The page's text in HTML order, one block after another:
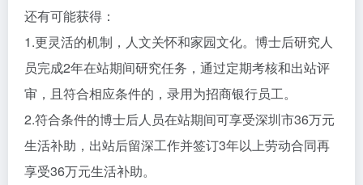
还有可能获得：
1.更灵活的机制，人文关怀和家园文化。博士后研究人
员完成2年在站期间研究任务，通过定期考核和出站评
审，且符合相应条件的，录用为招商银行员工。
2.符合条件的博士后人员在站期间可享受深圳市36万元
生活补助，出站后留深工作并签订3年以上劳动合同再
享受36万元生活补助。